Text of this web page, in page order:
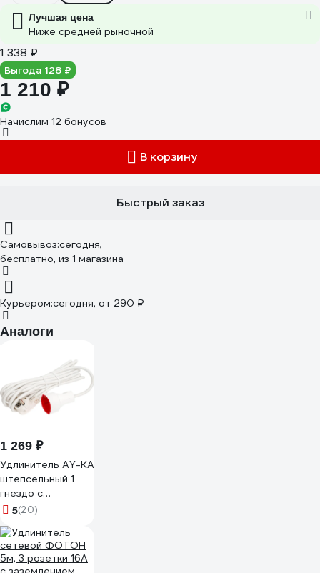
Лучшая цена
Ниже средней рыночной
1 338 ₽
Выгода 128 ₽
1 210 ₽
Начислим 12 бонусов
В корзину
Быстрый заказ
Самовывоз:сегодня,
бесплатно, из 1 магазина
Курьером:сегодня, от 290 ₽
Аналоги
1 269 ₽
Удлинитель AY-KA
штепсельный 1
гнездо с
заземлением, 5м.
5(20)